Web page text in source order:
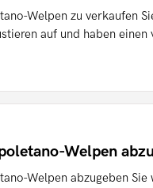
Welpen zu verkaufen
auf und haben einen
Welpen
Welpen abzugeben Sie